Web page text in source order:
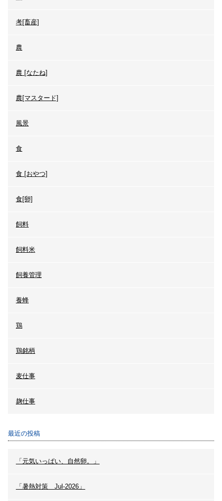
考[畜産]
農
農 [なたね]
農[マスタード]
風景
食
食 [おやつ]
食[卵]
飼料
飼料米
飼養管理
養蜂
鶏
鶏銘柄
麦仕事
麹仕事
最近の投稿
「元気いっぱい、自然卵。」
「暑熱対策 Jul-2026」